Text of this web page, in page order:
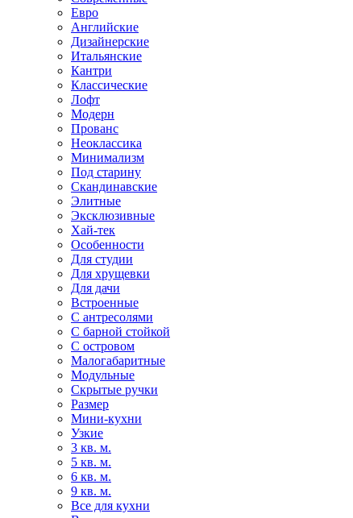
Евро
Английские
Дизайнерские
Итальянские
Кантри
Классические
Лофт
Модерн
Прованс
Неоклассика
Минимализм
Под старину
Скандинавские
Элитные
Эксклюзивные
Хай-тек
Особенности
Для студии
Для хрущевки
Для дачи
Встроенные
С антресолями
С барной стойкой
С островом
Малогабаритные
Модульные
Скрытые ручки
Размер
Мини-кухни
Узкие
3 кв. м.
5 кв. м.
6 кв. м.
9 кв. м.
Все для кухни